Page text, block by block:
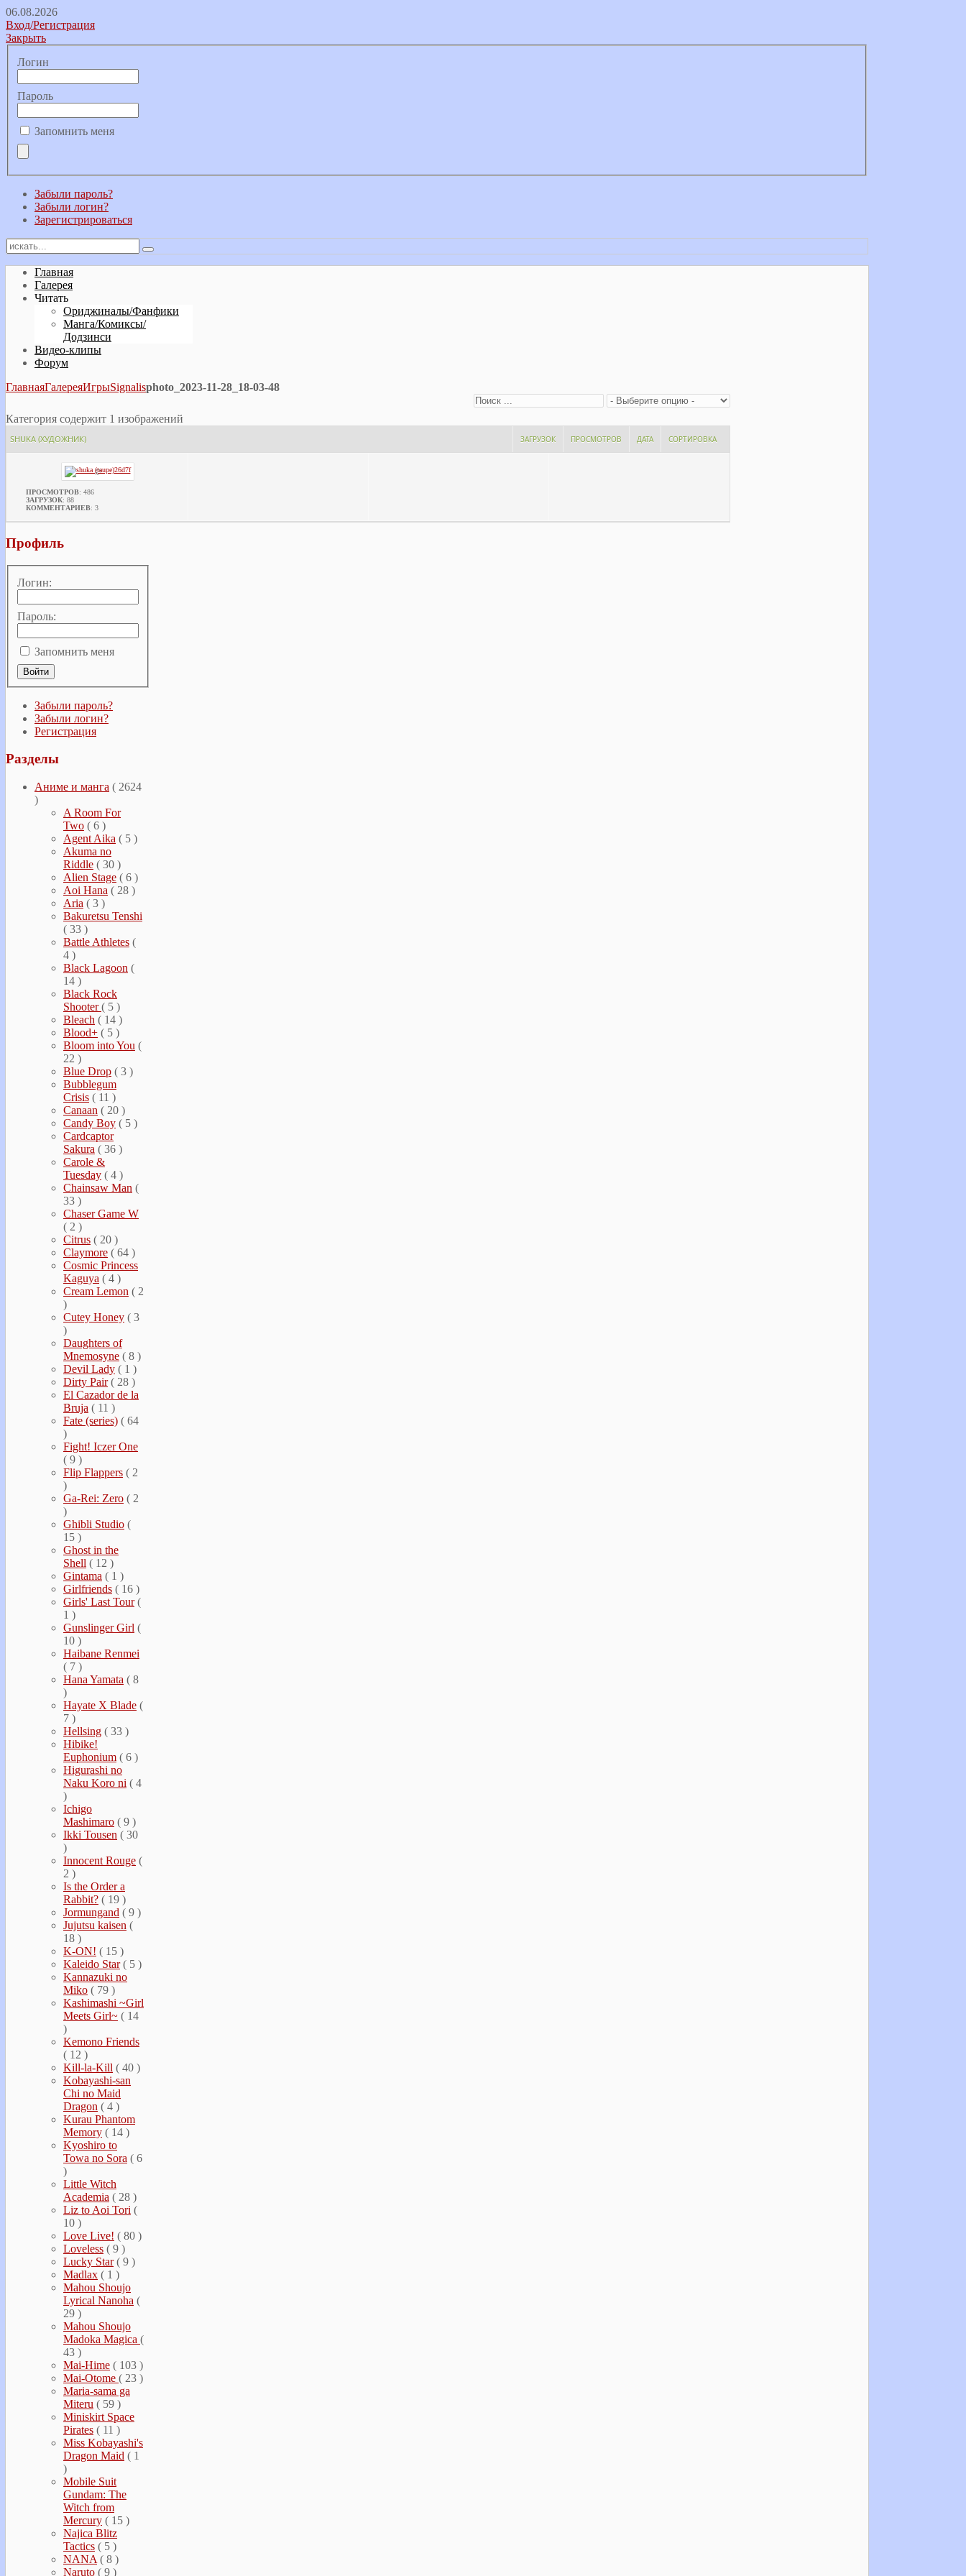
06.08.2026
Вход/Регистрация
Закрыть
Логин
Пароль
Запомнить меня
Забыли пароль?
Забыли логин?
Зарегистрироваться
Главная
Галерея
Читать
Ориджиналы/Фанфики
Манга/Комиксы/
Додзинси
Видео-клипы
Форум
ГлавнаяГалереяИгрыSignalisphoto_2023-11-28_18-03-48
Категория содержит 1 изображений
SHUKA (ХУДОЖНИК) СОРТИРОВКА
ДАТА
ПРОСМОТРОВ
ЗАГРУЗОК
ПРОСМОТРОВ: 486
ЗАГРУЗОК: 88
КОММЕНТАРИЕВ: 3
Профиль
Логин:
Пароль:
Запомнить меня
Забыли пароль?
Забыли логин?
Регистрация
Разделы
Аниме и манга ( 2624
)
A Room For
Two ( 6 )
Agent Aika ( 5 )
Akuma no
Riddle ( 30 )
Alien Stage ( 6 )
Aoi Hana ( 28 )
Aria ( 3 )
Bakuretsu Tenshi
( 33 )
Battle Athletes (
4 )
Black Lagoon (
14 )
Black Rock
Shooter( 5 )
Bleach ( 14 )
Blood+ ( 5 )
Bloom into You (
22 )
Blue Drop ( 3 )
Bubblegum
Crisis ( 11 )
Canaan ( 20 )
Candy Boy ( 5 )
Cardcaptor
Sakura ( 36 )
Carole &
Tuesday ( 4 )
Chainsaw Man (
33 )
Chaser Game W
( 2 )
Citrus ( 20 )
Claymore ( 64 )
Cosmic Princess
Kaguya ( 4 )
Cream Lemon ( 2
)
Cutey Honey ( 3
)
Daughters of
Mnemosyne ( 8 )
Devil Lady ( 1 )
Dirty Pair ( 28 )
El Cazador de la
Bruja ( 11 )
Fate (series) ( 64
)
Fight! Iczer One
( 9 )
Flip Flappers ( 2
)
Ga-Rei: Zero ( 2
)
Ghibli Studio (
15 )
Ghost in the
Shell ( 12 )
Gintama ( 1 )
Girlfriends ( 16 )
Girls' Last Tour (
1 )
Gunslinger Girl (
10 )
Haibane Renmei
( 7 )
Hana Yamata ( 8
)
Hayate Х Blade (
7 )
Hellsing ( 33 )
Hibike!
Euphonium ( 6 )
Higurashi no
Naku Koro ni ( 4
)
Ichigo
Mashimaro ( 9 )
Ikki Tousen ( 30
)
Innocent Rouge (
2 )
Is the Order a
Rabbit? ( 19 )
Jormungand ( 9 )
Jujutsu kaisen (
18 )
K-ON! ( 15 )
Kaleido Star ( 5 )
Kannazuki no
Miko ( 79 )
Kashimashi ~Girl
Meets Girl~ ( 14
)
Kemono Friends
( 12 )
Kill-la-Kill ( 40 )
Kobayashi-san
Chi no Maid
Dragon ( 4 )
Kurau Phantom
Memory ( 14 )
Kyoshiro to
Towa no Sora ( 6
)
Little Witch
Academia ( 28 )
Liz to Aoi Tori (
10 )
Love Live! ( 80 )
Loveless ( 9 )
Lucky Star ( 9 )
Madlax ( 1 )
Mahou Shoujo
Lyrical Nanoha (
29 )
Mahou Shoujo
Madoka Magica (
43 )
Mai-Hime ( 103 )
Mai-Otome ( 23 )
Maria-sama ga
Miteru ( 59 )
Miniskirt Space
Pirates ( 11 )
Miss Kobayashi's
Dragon Maid ( 1
)
Mobile Suit
Gundam: The
Witch from
Mercury ( 15 )
Najica Blitz
Tactics ( 5 )
NANA ( 8 )
Naruto ( 9 )